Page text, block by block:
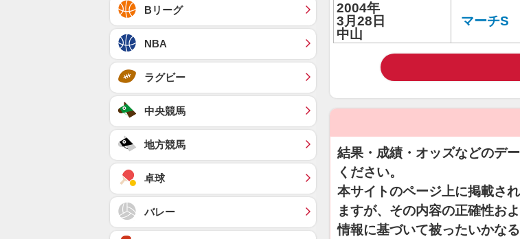
2004年
3月28日
中山
マーチS
結果・成績・オッズなどのデ
ください。
本サイトのページ上に掲載さ
ますが、その内容の正確性お
情報に基づいて被ったいかな
Bリーグ
NBA
ラグビー
中央競馬
地方競馬
卓球
バレー